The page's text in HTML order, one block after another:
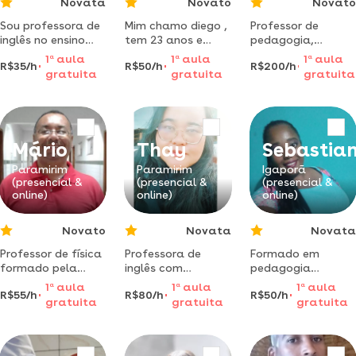
Sou professora de
inglês no ensino
fundamental
i,também ensino
inglês para jovens
prática de
conversação,pois
é a partir dela que
de fato vamos
desbloquear o
inglês para usar na
vida
R$35/h
1 aaula
gratuita
Mim chamo diego ,
tem 23 anos e
tenho o ensino
médio completo e
tenho experiência
educação , onde
fui professor
auxiliar de um
aluno com
deficiência
R$50/h
1 a aula
gratuita
Professor de
pedagogia,
psicologia as
aulas de
pedagogia
mário são
adaptadas às
necessidades e ao
nível de cada
aluno. as
R$200/h
1 a aula
gratuita
Mário
Paramirim
(presencial &
online)
Novato
Professor de física
formado pela
ufba, tenho
experiências em
várias instituições
R$55/h
1 aaula
gratuita
Thay
Paramirim
(presencial &
online)
Novata
Professora de
inglês com
experiência,
ofereço aulas
para todos os
metodologia
R$80/h
1 a aula
gratuita
Igaporã
(presencial &
online)
Novata
Formado em
pedagogia
cursando
licenciatura em
ciências biológicas
administração
R$50/h
1 aaula
gratuita